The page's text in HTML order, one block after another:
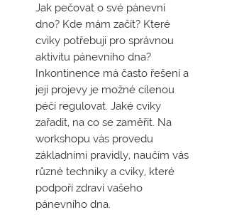
Jak pečovat o své pánevní
dno? Kde mám začít? Které
cviky potřebuji pro správnou
aktivitu pánevního dna?
Inkontinence má často řešení a
její projevy je možné cílenou
péčí regulovat. Jaké cviky
zařadit, na co se zaměřit. Na
workshopu vás provedu
základními pravidly, naučím vás
různé techniky a cviky, které
podpoří zdraví vašeho
pánevního dna.